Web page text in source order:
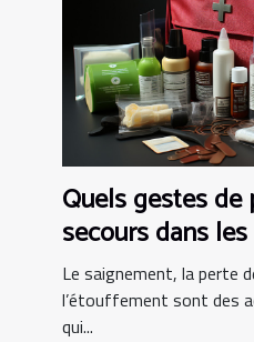
Quels gestes de
secours dans
de vie courante ?
Le saignement, la perte
l’étouffement sont des
qui...